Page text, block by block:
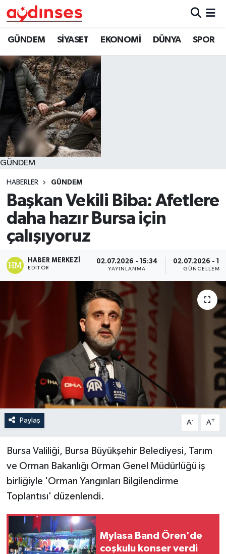
GÜNDEM SİYASET EKONOMİ DÜNYA SPOR
GÜNDEM
HABERLER GÜNDEM
Başkan Vekili Biba: Afetlere
daha hazır Bursa için
çalışıyoruz
HABER MERKEZI
EDITÖR
02.07.2026 - 15:34
YAYINLANMA
02.07.2026 -
GÜNCELLEME
Paylaş A- A+
Bursa Valiliği, Bursa Büyükşehir Belediyesi, Tarım
ve Orman Bakanlığı Orman Genel Müdürlüğü iş
birliğiyle 'Orman Yangınları Bilgilendirme
Toplantısı' düzenlendi.
Mylasa Band Ören'de
coşkulu konser verdi
GÜNDEM
SİYASET
EKONOMİ
DÜNYA
SPOR
MAGAZİN
YAŞAM
Nöbetçi Eczaneler
Hava Durumu
Aydin Namaz Vakitleri
Trafik Durumu
Süper Lig Puan Durumu ve Fikstür
Tüm Manşetler
Son Dakika Haberleri
Haber Arşivi